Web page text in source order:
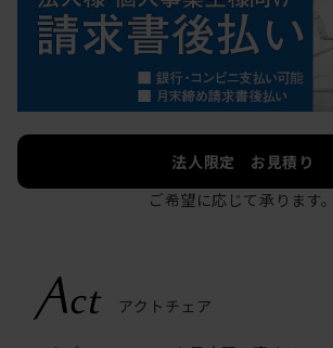
法人限定 お見積り
ご希望に応じて承ります。